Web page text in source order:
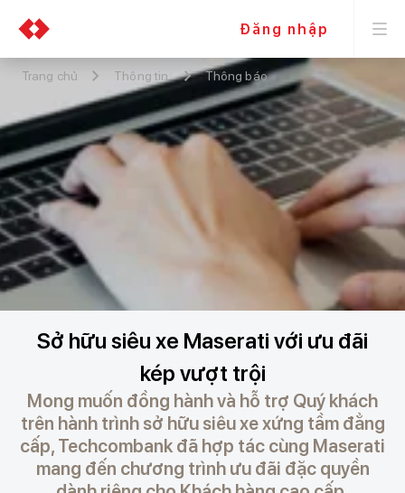
Đăng nhập
Trang chủ Thông tin Thông báo
Sở hữu siêu xe Maserati với ưu đãi
kép vượt trội
Mong muốn đồng hành và hỗ trợ Quý khách
trên hành trình sở hữu siêu xe xứng tầm đẳng
cấp, Techcombank đã hợp tác cùng Maserati
mang đến chương trình ưu đãi đặc quyền